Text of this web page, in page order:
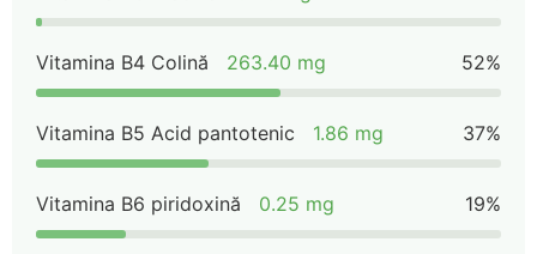
Vitamina B4 Colină 263.40 mg 52%
Vitamina B5 Acid pantotenic 1.86 mg 37%
Vitamina B6 piridoxină 0.25 mg 19%